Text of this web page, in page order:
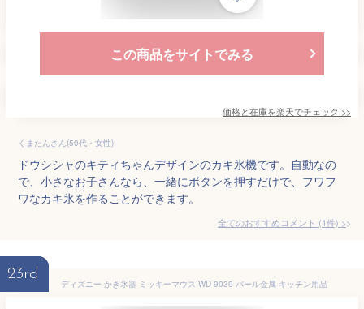
この商品をサイトでみる
価格と在庫を楽天でチェック >>
くまたんさん(50代・女性)
ドウシシャのキティちゃんデザインのカキ氷機です。自動なの
で、小さなお子さんなら、一緒にボタンを押すだけで、フワフ
ワなカキ氷を作ることができます。
全てのおすすめコメント (1件) >
23rd
ディズニー かき氷器 ミッキーマウス WD-9039 パール金属 キッチン用品